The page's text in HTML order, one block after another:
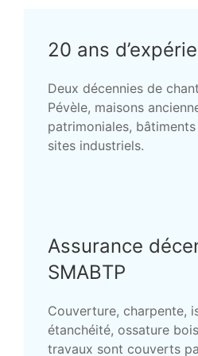
20 ans
Deux décennies de
Pévèle, maisons
patrimoniales,
sites industriels.
Assurance
SMABTP
Couverture, charpente,
étanchéité, ossature
travaux sont couverts